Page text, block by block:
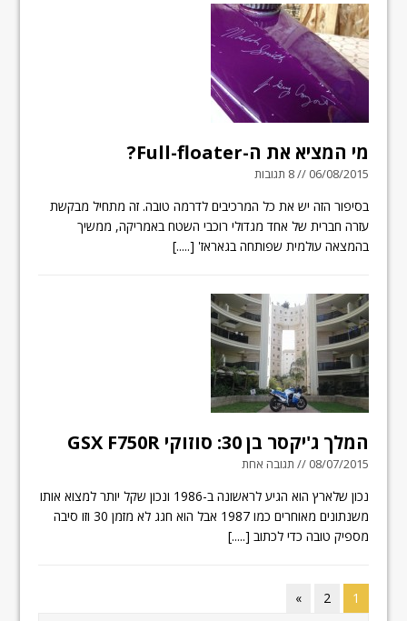
מי המציא את ה-Full-floater?
06/08/2015 // 8 תגובות
בסיפור הזה יש את כל המרכיבים לדרמה טובה. זה מתחיל מבקשת
עזרה חברית של אחד מגדולי רוכבי השטח באמריקה, ממשיך
בהמצאה עולמית שפותחה בגאראז' [.....]
המלך ג'יקסר בן 30: סוזוקי GSX F750R
08/07/2015 // תגובה אחת
נכון שלארץ הוא הגיע לראשונה ב-1986 ונכון שקל יותר למצוא אותו
משנתונים מאוחרים כמו 1987 אבל הוא חגג לא מזמן 30 וזו סיבה
מספיק טובה כדי לכתוב [.....]
1
2
»